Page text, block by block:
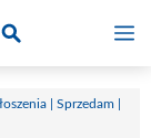
| Sprzedam |